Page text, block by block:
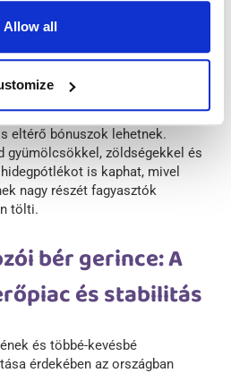
Allow all
munkaszerződéshez
a túlórapénz és a
lehetnek. Néha még
eltérő bónuszok lehetnek.
gyümölcsökkel, zöldségekkel és
is kaphat, mivel
nagy részét fagyasztók
tölti.
bér gerince: A
és stabilitás
és többé-kevésbé
érdekében az országban